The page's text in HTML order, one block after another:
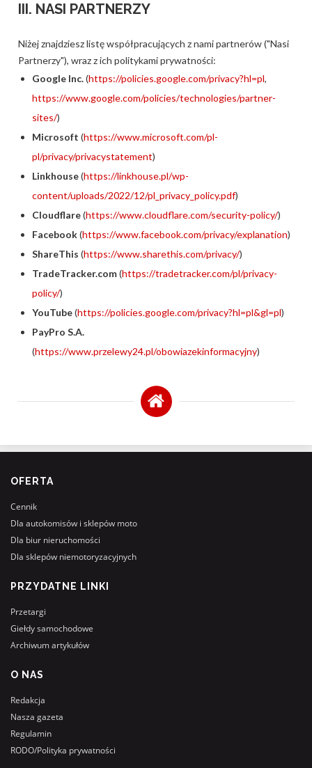
III. NASI PARTNERZY
Niżej znajdziesz listę współpracujących z nami partnerów ("Nasi
Partnerzy"), wraz z ich politykami prywatności:
Google Inc.(https://policies.google.com/privacy?hl=pl,
https://www.google.com/policies/technologies/partner-
sites/)
Microsoft (https://www.microsoft.com/pl-
pl/privacy/privacystatement)
Linkhouse(https://linkhouse.pl/wp-
content/uploads/2022/12/pl_privacy_policy.pdf)
Cloudflare(https://www.cloudflare.com/security-policy/)
Facebook(https://www.facebook.com/privacy/explanation)
ShareThis (https://www.sharethis.com/privacy/)
TradeTracker.com(https://tradetracker.com/pl/privacy-
policy/)
YouTube(https://policies.google.com/privacy?hl=pl&gl=pl)
PayPro S.A.
(https://www.przelewy24.pl/obowiazekinformacyjny)
OFERTA
Cennik
Dla autokomisów i sklepów moto
Dla biur nieruchomości
Dla sklepów niemotoryzacyjnych
PRZYDATNE LINKI
Przetargi
Giełdy samochodowe
Archiwum artykułów
O NAS
Redakcja
Nasza gazeta
Regulamin
RODO/Polityka prywatności